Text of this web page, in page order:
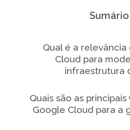
Sumário
Qual é a
Cloud para
infraestrutura
Quais são as
Google Cloud para a